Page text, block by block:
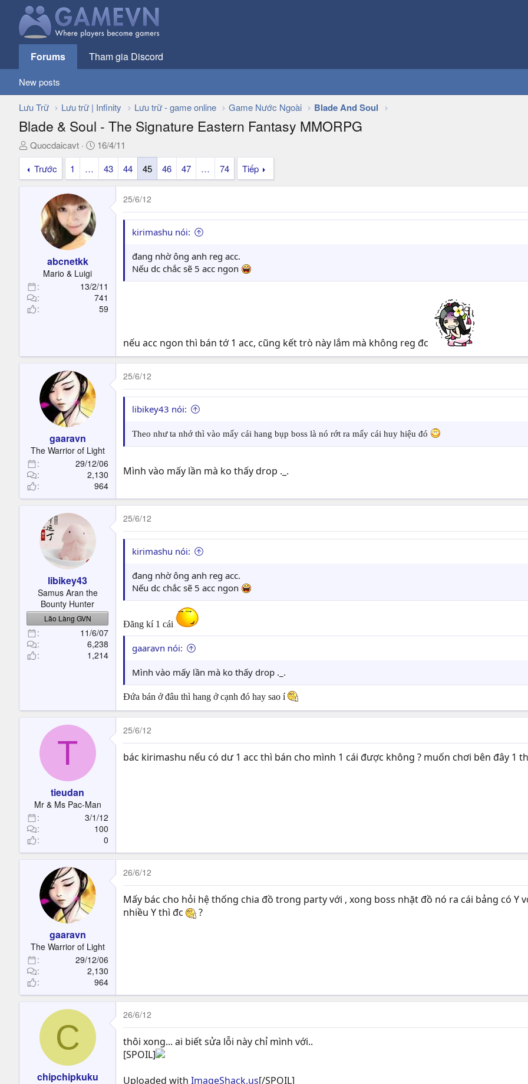
Forums Tham gia Discord
New posts
Lưu Trữ Lưu trữ | Infinity Lưu trữ - game online Game Nước Ngoài Blade And Soul
Blade & Soul - The Signature Eastern Fantasy MMORPG
T
h
e
e
r
Quocdaicavt
N
g
y
16/4/11
Trước
1 … 43 44 45 46 47 … 74 Tiếp
abcnetkk
Mario & Luigi
13/2/11
741
59
25/6/12
kirimashu nói:
đang nhờ ông anh reg acc.
Nếu dc chắc sẽ 5 acc ngon
nếu acc ngon thì bán tớ 1 acc, cũng kết trò này lắm mà không reg đc
gaaravn
The Warrior of Light
29/12/06
2,130
964
25/6/12
libikey43 nói:
Theo như ta nhớ thì vào mấy cái hang bụp boss là nó rớt ra mấy cái huy hiệu đó
Mình vào mấy lần mà ko thấy drop ._.
libikey43
Samus Aran the
Bounty Hunter
Lão Làng GVN
11/6/07
6,238
1,214
25/6/12
kirimashu nói:
đang nhờ ông anh reg acc.
Nếu dc chắc sẽ 5 acc ngon
Đăng kí 1 cái
gaaravn nói:
Mình vào mấy lần mà ko thấy drop ._.
Đứa bán ở đâu thì hang ở cạnh đó hay sao í
T
tieudan
Mr & Ms Pac-Man
3/1/12
100
0
25/6/12
bác kirimashu nếu có dư 1 acc thì bán cho mình 1 cái được không ? muốn chơi bên đây 1
gaaravn
The Warrior of Light
29/12/06
2,130
964
26/6/12
Mấy bác cho hỏi hệ thống chia đồ trong party với , xong boss nhặt đồ nó ra cái bảng có Y
nhiều Y thì đc
?
C
chipchipkuku
26/6/12
thôi xong... ai biết sửa lỗi này chỉ mình với..
[SPOIL]
Uploaded with ImageShack.us[/SPOIL]